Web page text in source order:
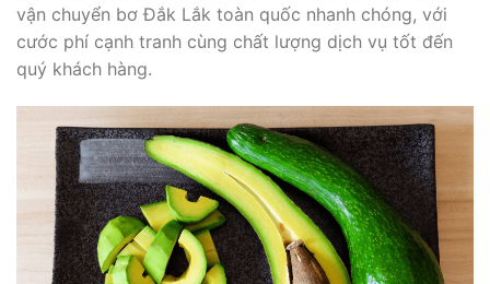
vận chuyển bơ Đắk Lắk toàn quốc nhanh chóng, với
cước phí cạnh tranh cùng chất lượng dịch vụ tốt đến
quý khách hàng.